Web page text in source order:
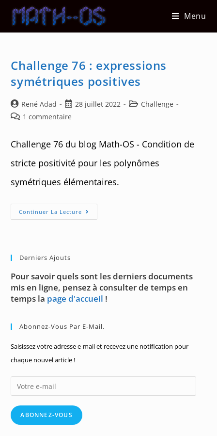
content
Menu
Challenge 76 : expressions
symétriques positives
Auteur/autrice
de
René Adad
Post
published:
28 juillet 2022
PostChallenge
Post1 commentaire
Challenge 76 du blog Math-OS - Condition de
stricte positivité pour les polynômes
symétriques élémentaires.
Continuer La Lecture Challenge
76
Derniers Ajouts
Pour savoir quels sont les derniers documents
mis en ligne, pensez à consulter de temps en
temps la page d'accueil !
Abonnez-Vous Par E-Mail.
Saisissez votre adresse e-mail et recevez une notification pour
chaque nouvel article !
Votre
e-
mailABONNEZ-VOUS